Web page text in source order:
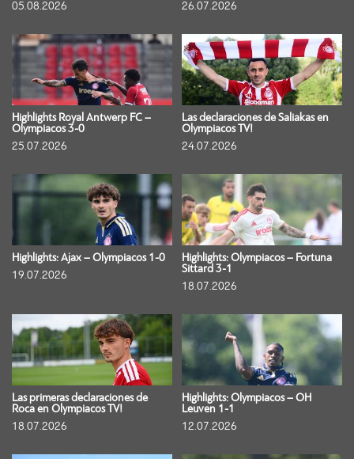
05.08.2026
26.07.2026
Highlights Royal Antwerp FC –
Olympiacos 3-0
25.07.2026
Las declaraciones de Saliakas en
Olympiacos TV!
24.07.2026
Highlights: Ajax – Olympiacos 1-0
19.07.2026
Highlights: Olympiacos – Fortuna
Sittard 3-1
18.07.2026
Las primeras declaraciones de
Roca en Olympiacos TV!
18.07.2026
Highlights: Olympiacos – OH
Leuven 1-1
12.07.2026